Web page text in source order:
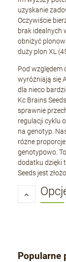
uzyskanie
Oczywiście
brak idealnych
obniżyć
duży plon XL
Pod względem
wyróżniają się
dla nieco
Kc Brains
sprawnie
regulacji cyklu
na genotyp.
różne
genotypowo.
dodatku dzięki
Seeds jest
Popularne